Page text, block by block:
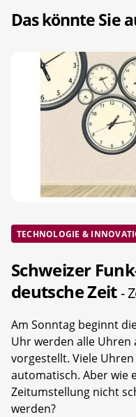
Das könnte Sie
TECHNOLOGIE &
Schweizer
deutsche Zeit-
Am Sonntag beginnt
Uhr werden alle Uhren
vorgestellt. Viele
automatisch. Aber wie
Zeitumstellung nicht
werden?